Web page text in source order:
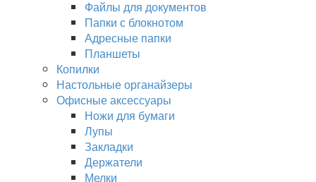
Файлы для документов
Папки с блокнотом
Адресные папки
Планшеты
Копилки
Настольные органайзеры
Офисные аксессуары
Ножи для бумаги
Лупы
Закладки
Держатели
Мелки